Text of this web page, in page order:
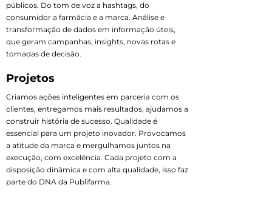
públicos. Do tom de voz a hashtags, do
consumidor a farmácia e a marca. Análise e
transformação de dados em informação úteis,
que geram campanhas, insights, novas rotas e
tomadas de decisão.
Projetos
Criamos ações inteligentes em parceria com os
clientes, entregamos mais resultados, ajudamos a
construir história de sucesso. Qualidade é
essencial para um projeto inovador. Provocamos
a atitude da marca e mergulhamos juntos na
execução, com excelência. Cada projeto com a
disposição dinâmica e com alta qualidade, isso faz
parte do DNA da Publifarma.